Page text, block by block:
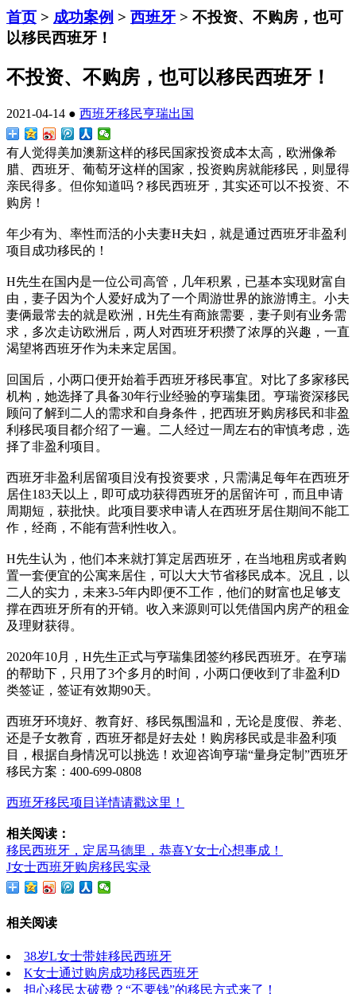
首页 > 成功案例 > 西班牙 > 不投资、不购房，也可
以移民西班牙！
不投资、不购房，也可以移民西班牙！
2021-04-14 ● 西班牙移民亨瑞出国
有人觉得美加澳新这样的移民国家投资成本太高，欧洲像希
腊、西班牙、葡萄牙这样的国家，投资购房就能移民，则显得
亲民得多。但你知道吗？移民西班牙，其实还可以不投资、不
购房！
年少有为、率性而活的小夫妻H夫妇，就是通过西班牙非盈利
项目成功移民的！
H先生在国内是一位公司高管，几年积累，已基本实现财富自
由，妻子因为个人爱好成为了一个周游世界的旅游博主。小夫
妻俩最常去的就是欧洲，H先生有商旅需要，妻子则有业务需
求，多次走访欧洲后，两人对西班牙积攒了浓厚的兴趣，一直
渴望将西班牙作为未来定居国。
回国后，小两口便开始着手西班牙移民事宜。对比了多家移民
机构，她选择了具备30年行业经验的亨瑞集团。亨瑞资深移民
顾问了解到二人的需求和自身条件，把西班牙购房移民和非盈
利移民项目都介绍了一遍。二人经过一周左右的审慎考虑，选
择了非盈利项目。
西班牙非盈利居留项目没有投资要求，只需满足每年在西班牙
居住183天以上，即可成功获得西班牙的居留许可，而且申请
周期短，获批快。此项目要求申请人在西班牙居住期间不能工
作，经商，不能有营利性收入。
H先生认为，他们本来就打算定居西班牙，在当地租房或者购
置一套便宜的公寓来居住，可以大大节省移民成本。况且，以
二人的实力，未来3-5年内即便不工作，他们的财富也足够支
撑在西班牙所有的开销。收入来源则可以凭借国内房产的租金
及理财获得。
2020年10月，H先生正式与亨瑞集团签约移民西班牙。在亨瑞
的帮助下，只用了3个多月的时间，小两口便收到了非盈利D
类签证，签证有效期90天。
西班牙环境好、教育好、移民氛围温和，无论是度假、养老、
还是子女教育，西班牙都是好去处！购房移民或是非盈利项
目，根据自身情况可以挑选！欢迎咨询亨瑞“量身定制”西班牙
移民方案：400-699-0808
西班牙移民项目详情请戳这里！
相关阅读：
移民西班牙，定居马德里，恭喜Y女士心想事成！
J女士西班牙购房移民实录
相关阅读
38岁L女士带娃移民西班牙
K女士通过购房成功移民西班牙
担心移民太破费？“不要钱”的移民方式来了！